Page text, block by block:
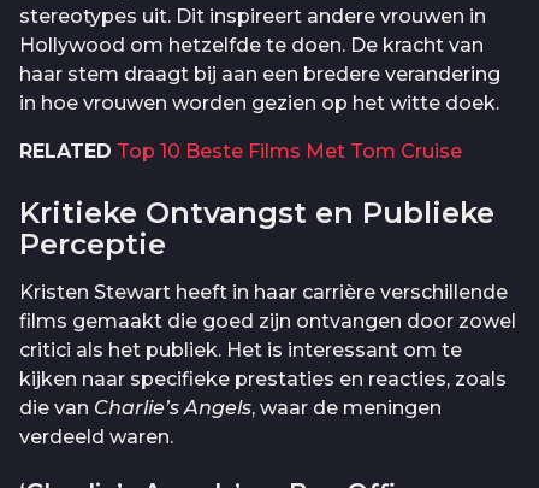
stereotypes uit. Dit inspireert andere vrouwen in
Hollywood om hetzelfde te doen. De kracht van
haar stem draagt bij aan een bredere verandering
in hoe vrouwen worden gezien op het witte doek.
RELATED Top 10 Beste Films Met Tom Cruise
Kritieke Ontvangst en Publieke
Perceptie
Kristen Stewart heeft in haar carrière verschillende
films gemaakt die goed zijn ontvangen door zowel
critici als het publiek. Het is interessant om te
kijken naar specifieke prestaties en reacties, zoals
die van Charlie’s Angels, waar de meningen
verdeeld waren.